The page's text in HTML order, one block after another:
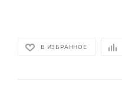
В ИЗБРАННОЕ